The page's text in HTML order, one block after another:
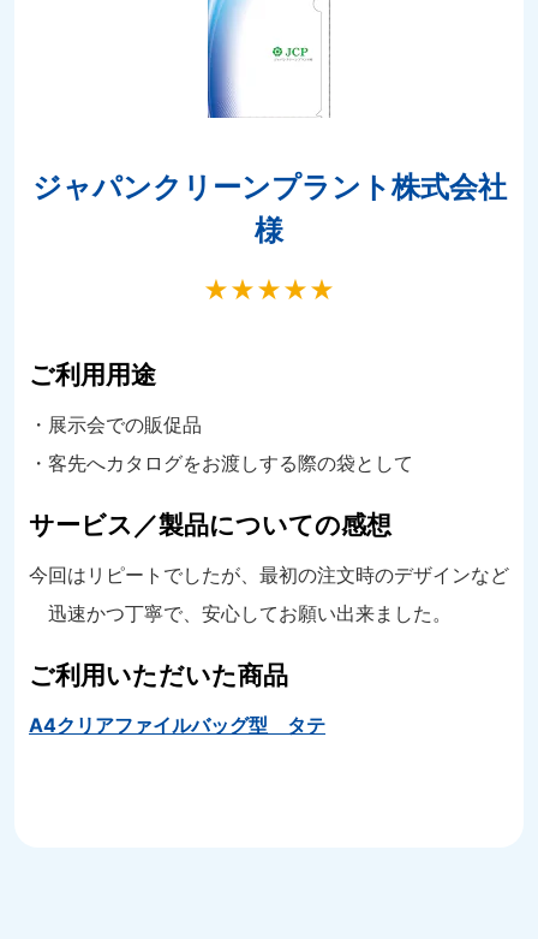
ジャパンクリーンプラント株式会社
様
★★★★★
ご利用用途
・展示会での販促品
・客先へカタログをお渡しする際の袋として
サービス／製品についての感想
今回はリピートでしたが、最初の注文時のデザインなど
迅速かつ丁寧で、安心してお願い出来ました。
ご利用いただいた商品
A4クリアファイルバッグ型 タテ